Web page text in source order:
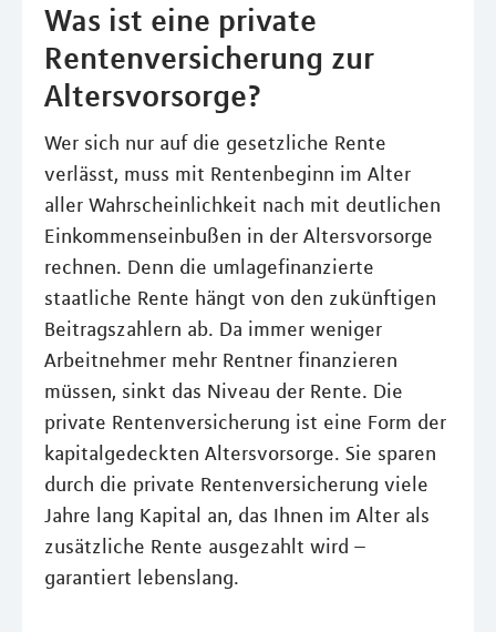
Was ist eine private
Rentenversicherung zur
Altersvorsorge?
Wer sich nur auf die gesetzliche Rente
verlässt, muss mit Rentenbeginn im Alter
aller Wahrscheinlichkeit nach mit deutlichen
Einkommenseinbußen in der Altersvorsorge
rechnen. Denn die umlagefinanzierte
staatliche Rente hängt von den zukünftigen
Beitragszahlern ab. Da immer weniger
Arbeitnehmer mehr Rentner finanzieren
müssen, sinkt das Niveau der Rente. Die
private Rentenversicherung ist eine Form der
kapitalgedeckten Altersvorsorge. Sie sparen
durch die private Rentenversicherung viele
Jahre lang Kapital an, das Ihnen im Alter als
zusätzliche Rente ausgezahlt wird –
garantiert lebenslang.